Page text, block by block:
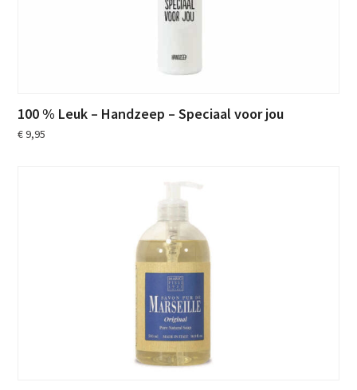
100 % Leuk – Handzeep – Speciaal voor jou
€9,95